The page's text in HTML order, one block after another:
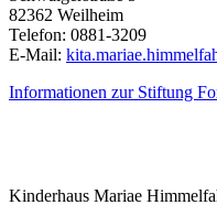
82362 Weilheim
Telefon: 0881-3209
E-Mail:
Informationen zur Stiftung
Kinderhaus Mariae